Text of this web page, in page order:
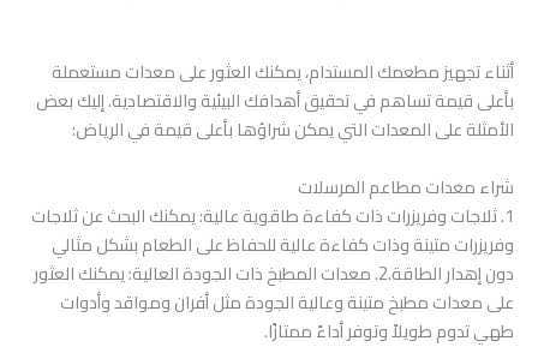
أثناء تجهيز مطعمك المستدام، يمكنك العثور على معدات مستعملة
بأعلى قيمة تساهم في تحقيق أهدافك البيئية والاقتصادية. إليك بعض
الأمثلة على المعدات التي يمكن شراؤها بأعلى قيمة في الرياض:
شراء معدات مطاعم المرسلات
1. ثلاجات وفريزرات ذات كفاءة طاقوية عالية: يمكنك البحث عن ثلاجات
وفريزرات متينة وذات كفاءة عالية للحفاظ على الطعام بشكل مثالي
دون إهدار الطاقة.2. معدات المطبخ ذات الجودة العالية: يمكنك العثور
على معدات مطبخ متينة وعالية الجودة مثل أفران ومواقد وأدوات
طهي تدوم طويلاً وتوفر أداءً ممتازًا.